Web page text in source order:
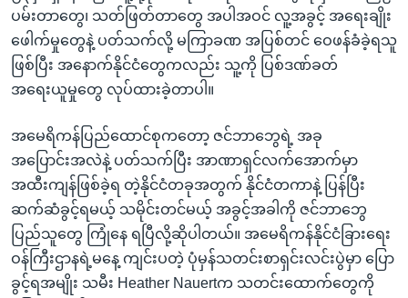
ပမ်းတာတွေ၊ သတ်ဖြတ်တာတွေ အပါအဝင် လူ့အခွင့် အရေးချိုး
ဖေါက်မှုတွေနဲ့ ပတ်သက်လို့ မကြာခဏ အပြစ်တင် ဝေဖန်ခံခဲ့ရသူ
ဖြစ်ပြီး အနောက်နိုင်ငံတွေကလည်း သူ့ကို ပြစ်ဒဏ်ခတ်
အရေးယူမှုတွေ လုပ်ထားခဲ့တာပါ။
အမေရိကန်ပြည်ထောင်စုကတော့ ဇင်ဘာဘွေရဲ့ အခု
အပြောင်းအလဲနဲ့ ပတ်သက်ပြီး အာဏာရှင်လက်အောက်မှာ
အထီးကျန်ဖြစ်ခဲ့ရ တဲ့နိုင်ငံတခုအတွက် နိုင်ငံတကာနဲ့ ပြန်ပြီး
ဆက်ဆံခွင့်ရမယ့် သမိုင်းတင်မယ့် အခွင့်အခါကို ဇင်ဘာဘွေ
ပြည်သူတွေ ကြုံနေ ရပြီလို့ဆိုပါတယ်။ အမေရိကန်နိုင်ငံခြားရေး
ဝန်ကြီးဌာနရဲ့မနေ့ ကျင်းပတဲ့ ပုံမှန်သတင်းစာရှင်းလင်းပွဲမှာ ပြော
ခွင့်ရအမျိုး သမီး Heather Nauertက သတင်းထောက်တွေကို